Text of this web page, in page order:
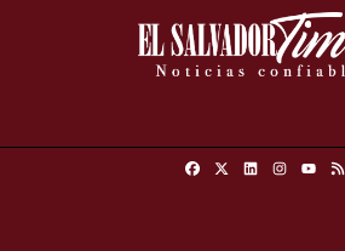
FacebookLinkedinInstagram